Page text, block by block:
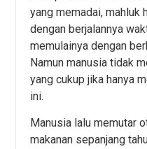
yang memadai, mahluk
dengan berjalannya
memulainya dengan
Namun manusia tidak
yang cukup jika hanya
ini.
Manusia lalu memutar
makanan sepanjang